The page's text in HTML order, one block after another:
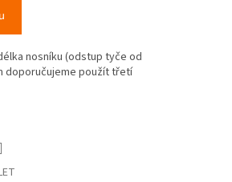
nosníku (odstup tyče od
doporučujeme použít třetí